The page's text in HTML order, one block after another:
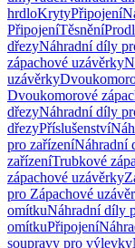
hrdloKrytyPřipojení
PřipojeníTěsnění
dřezyNáhradní díly
zápachové uzávěrky
uzávěrky
Dvoukomorové
dřezyNáhradní díly
dřezyPříslušenství
pro zařízeníNáhradní
zařízeníTrubkové
zápachové uzávěrky
pro Zápachové
omítkuNáhradní díly
omítkuPřipojení
soupravy pro výlevky